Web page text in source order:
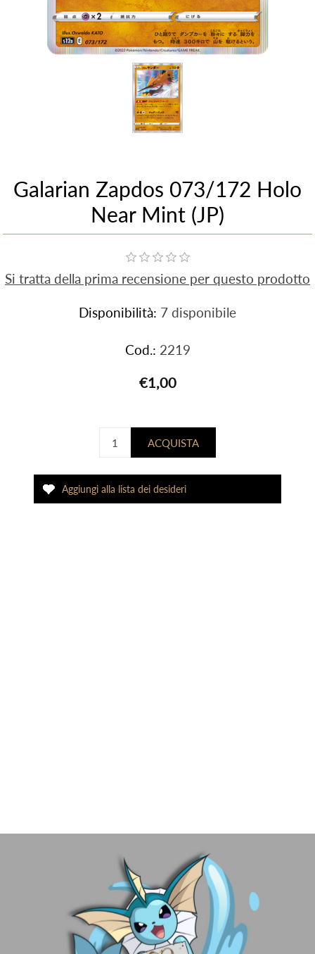
Galarian Zapdos 073/172 Holo
Near Mint (JP)
Si tratta della prima recensione per questo prodotto
Disponibilità: 7 disponibile
Cod.: 2219
€1,00